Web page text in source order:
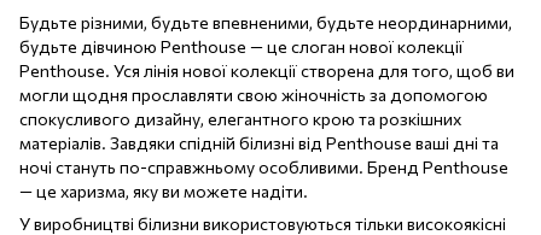
Будьте різними, будьте впевненими, будьте неординарними,
будьте дівчиною Penthouse — це слоган нової колекції
Penthouse. Уся лінія нової колекції створена для того, щоб ви
могли щодня прославляти свою жіночність за допомогою
спокусливого дизайну, елегантного крою та розкішних
матеріалів. Завдяки спідній білизні від Penthouse ваші дні та
ночі стануть по-справжньому особливими. Бренд Penthouse
— це харизма, яку ви можете надіти.
У виробництві білизни використовуються тільки високоякісні